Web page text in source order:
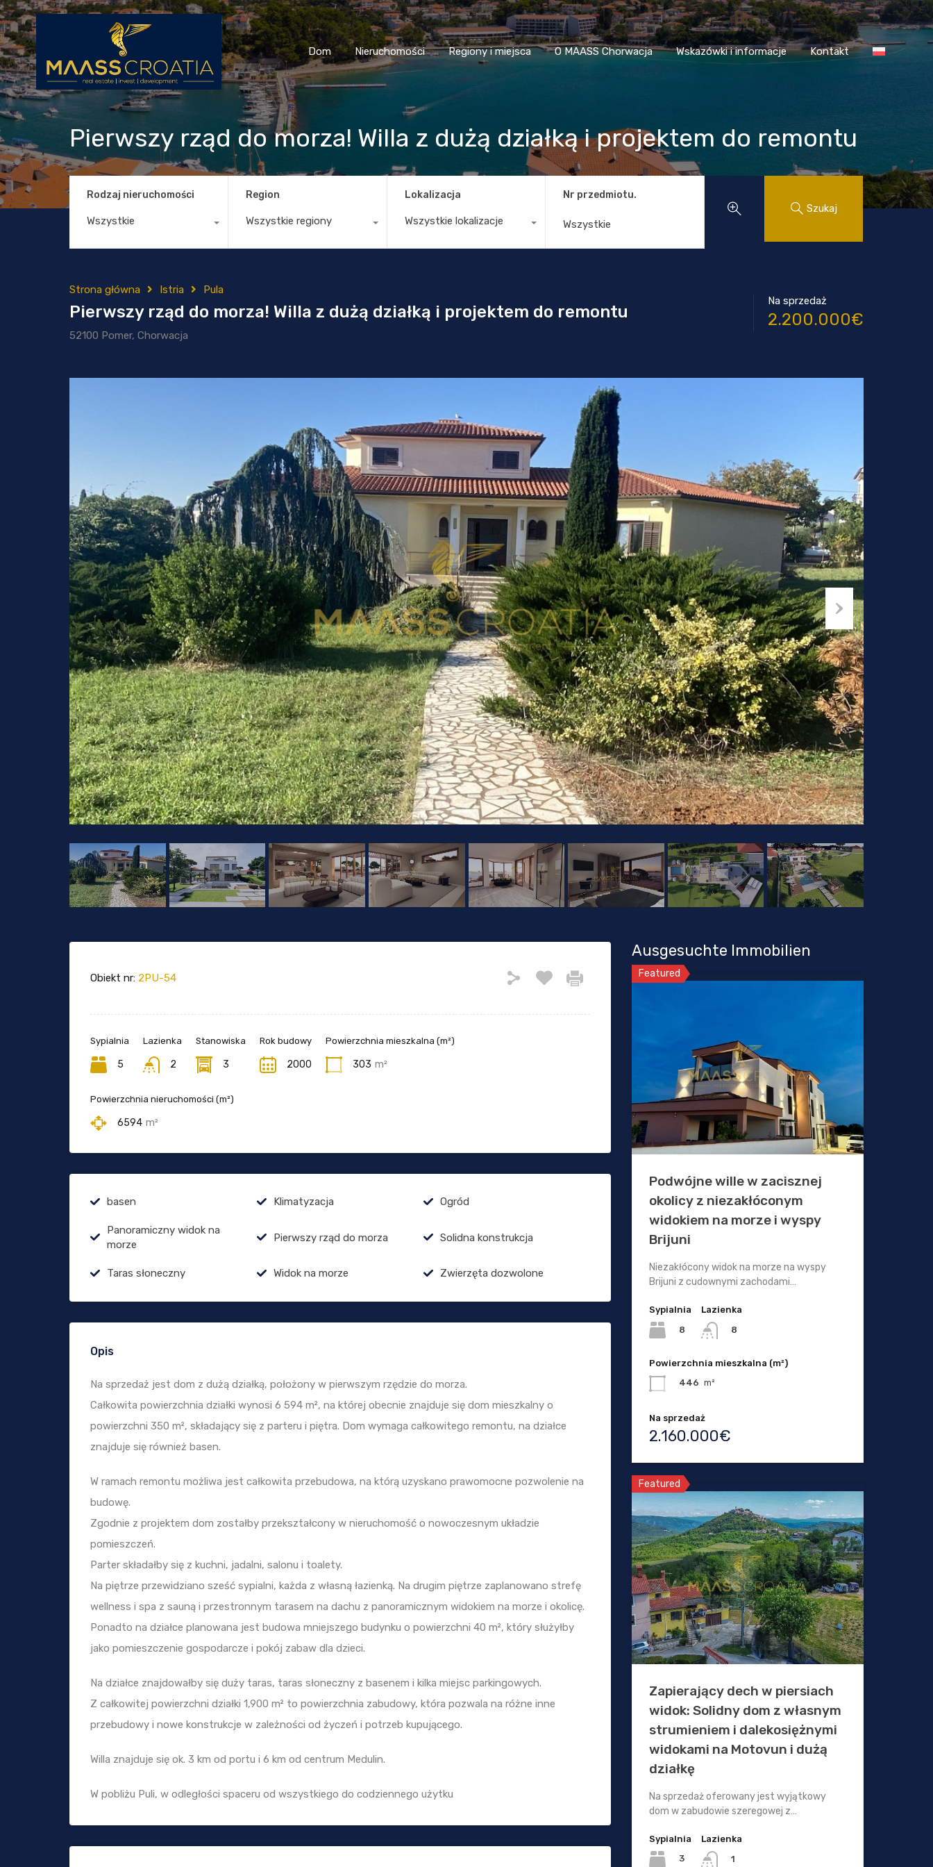
Dom Nieruchomości Regiony i miejsca O MAASS Chorwacja Wskazówki i informacje Kontakt
Dom Nieruchomości Regiony i miejsca O MAASS Chorwacja Wskazówki i informacje Kontakt
Pierwszy rząd do morza! Willa z dużą działką i projektem do remontu
Rodzaj nieruchomości
Wszystkie
Region
Wszystkie regiony
Lokalizacja
Wszystkie lokalizacje
Nr przedmiotu.
Szukaj
Strona główna Istria Pula
Pierwszy rząd do morza! Willa z dużą działką i projektem do remontu
52100 Pomer, Chorwacja
Na sprzedaż
2.200.000€
Obiekt nr: 2PU-54
Sypialnia
5
Lazienka
2
Stanowiska
3
Rok budowy
2000
Powierzchnia mieszkalna (m²)
303 m²
Powierzchnia nieruchomości (m²)
6594 m²
basen Klimatyzacja Ogród
Panoramiczny widok na
morze
Pierwszy rząd do morza Solidna konstrukcja
Taras słoneczny Widok na morze Zwierzęta dozwolone
Opis
Na sprzedaż jest dom z dużą działką, położony w pierwszym rzędzie do morza.
Całkowita powierzchnia działki wynosi 6 594 m², na której obecnie znajduje się dom mieszkalny o
powierzchni 350 m², składający się z parteru i piętra. Dom wymaga całkowitego remontu, na działce
znajduje się również basen.
W ramach remontu możliwa jest całkowita przebudowa, na którą uzyskano prawomocne pozwolenie na
budowę.
Zgodnie z projektem dom zostałby przekształcony w nieruchomość o nowoczesnym układzie
pomieszczeń.
Parter składałby się z kuchni, jadalni, salonu i toalety.
Na piętrze przewidziano sześć sypialni, każda z własną łazienką. Na drugim piętrze zaplanowano strefę
wellness i spa z sauną i przestronnym tarasem na dachu z panoramicznym widokiem na morze i okolicę.
Ponadto na działce planowana jest budowa mniejszego budynku o powierzchni 40 m², który służyłby
jako pomieszczenie gospodarcze i pokój zabaw dla dzieci.
Na działce znajdowałby się duży taras, taras słoneczny z basenem i kilka miejsc parkingowych.
Z całkowitej powierzchni działki 1,900 m² to powierzchnia zabudowy, która pozwala na różne inne
przebudowy i nowe konstrukcje w zależności od życzeń i potrzeb kupującego.
Willa znajduje się ok. 3 km od portu i 6 km od centrum Medulin.
W pobliżu Puli, w odległości spaceru od wszystkiego do codziennego użytku
Ausgesuchte Immobilien
Featured
Podwójne wille w zacisznej
okolicy z niezakłóconym
widokiem na morze i wyspy
Brijuni
Niezakłócony widok na morze na wyspy
Brijuni z cudownymi zachodami…
Sypialnia
8
Lazienka
8
Powierzchnia mieszkalna (m²)
446 m²
Na sprzedaż
2.160.000€
Featured
Zapierający dech w piersiach
widok: Solidny dom z własnym
strumieniem i dalekosiężnymi
widokami na Motovun i dużą
działkę
Na sprzedaż oferowany jest wyjątkowy
dom w zabudowie szeregowej z…
Sypialnia
3
Lazienka
1